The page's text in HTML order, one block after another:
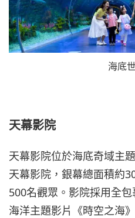
海底
天幕影院
天幕影院位於海底奇域主
天幕影院，銀幕總面積約
500名觀眾。影院採用全
海洋主題影片《時空之海